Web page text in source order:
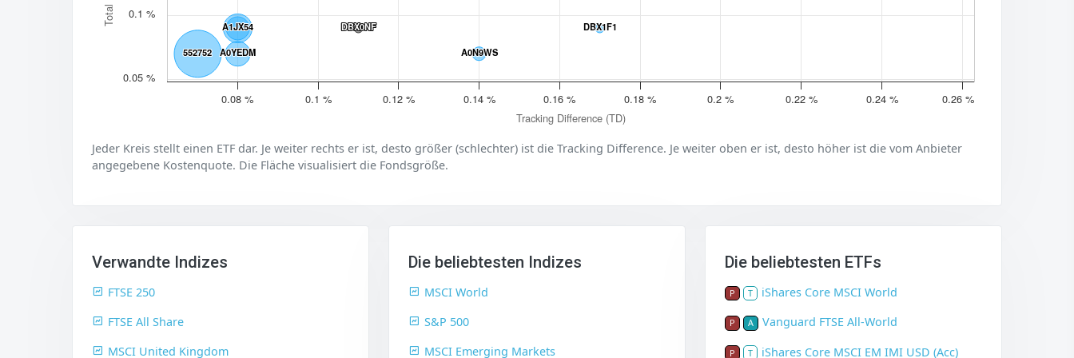
Tracking Difference (TD)
552752
552752 A0N9WS
A0N9WS
A0YEDM
A0YEDM
A1JX54
A1JX54 DBX1F1
DBX1F1
DBX0NF
DBX0NF
0.08 % 0.1 % 0.12 % 0.14 % 0.16 % 0.18 % 0.2 % 0.22 % 0.24 % 0.26 %
0.05 %
0.1 %
Jeder Kreis stellt einen ETF dar. Je weiter rechts er ist, desto größer (schlechter) ist die Tracking Difference. Je weiter oben er ist, desto höher ist die vom Anbieter
angegebene Kostenquote. Die Fläche visualisiert die Fondsgröße.
Verwandte Indizes
FTSE 250
FTSE All Share
MSCI United Kingdom
Die beliebtesten Indizes
MSCI World
S&P 500
MSCI Emerging Markets
Die beliebtesten ETFs
P T iShares Core MSCI World
P A Vanguard FTSE All-World
P T iShares Core MSCI EM IMI USD (Acc)